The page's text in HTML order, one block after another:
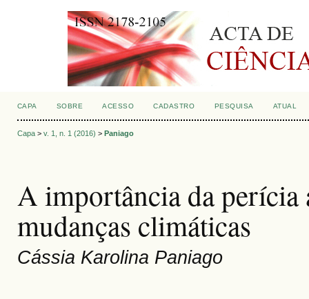
CAPA SOBRE ACESSO CADASTRO PESQUISA ATUAL
Capa> v. 1, n. 1 (2016) > Paniago
A importância da perícia
mudanças climáticas
Cássia Karolina Paniago